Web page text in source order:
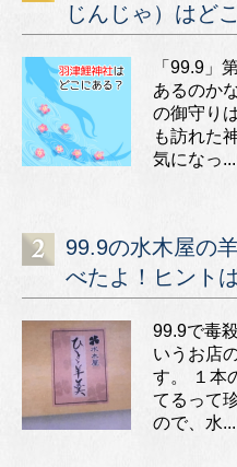
じんじゃ）はど
「99.9」
あるのか
の御守り
も訪れた
気になっ...
99.9の水木屋の
べたよ！ヒント
99.9で毒
いうお店
す。 １本
てるって
ので、水...